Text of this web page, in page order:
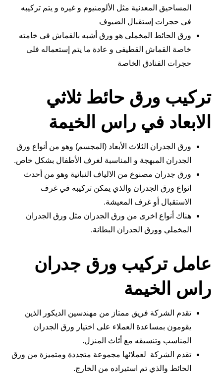
المساحيق المعدنية مثل الألومنيوم و غيره و يتم تركيبه
فى حجرات إستقبال الضيوف
ورق الحائط المخملى هو ورق أشبه بالقماش فى خامته
خاصة القماش القطيفى و عادة ما يتم إستعماله فلى
حجرات الفنادق الخاصة
تركيب ورق حائط ثلاثي
الابعاد في راس الخيمة
ورق الجدران الثلاث الأبعاد (المجسم) وهو من أنواع ورق
الجدران المبهجة و المناسبة لغرف الأطفال بشكل خاص.
ورق جدران مصنوع من الالياف النباتية وهو من أحدث
انواع ورق الجدران والذي يمكن تركيبه في غرف
الاستقبال أو غرف المعيشة.
هناك أنواع اخرى من ورق الجدران مثل ورق الجدران
المخملي وورق الجدران البطانة.
عامل تركيب ورق جدران
راس الخيمة
تقدم الشركة فريق ممتاز من مهندسين الديكور الذين
يقومون بمساعدة العملاء على اختيار ورق الجدران
المناسب وتنسيقه مع أثاث المنزل.
تقدم الشركة لعملائها مجموعة متجددة ومتميزة من ورق
الحائط والذي تم استيراده من الخارج.